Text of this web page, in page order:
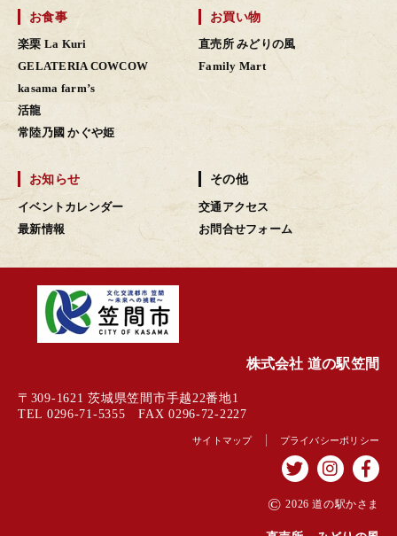
お食事
楽栗 La Kuri
GELATERIA COWCOW
kasama farm’s
活龍
常陸乃國 かぐや姫
お買い物
直売所 みどりの風
Family Mart
お知らせ
イベントカレンダー
最新情報
その他
交通アクセス
お問合せフォーム
株式会社 道の駅笠間
〒309-1621 茨城県笠間市手越22番地1
TEL 0296-71-5355 FAX 0296-72-2227
サイトマップ プライバシーポリシー
© 2026 道の駅かさま